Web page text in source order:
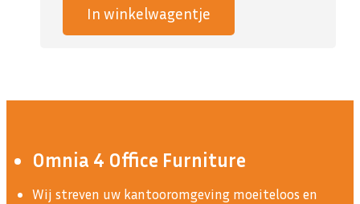
In winkelwagentje
Omnia 4 Office Furniture
Wij streven uw kantooromgeving moeiteloos en